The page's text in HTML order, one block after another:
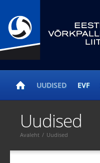
UUDISED EVF
Uudised
Avaleht / Uudised